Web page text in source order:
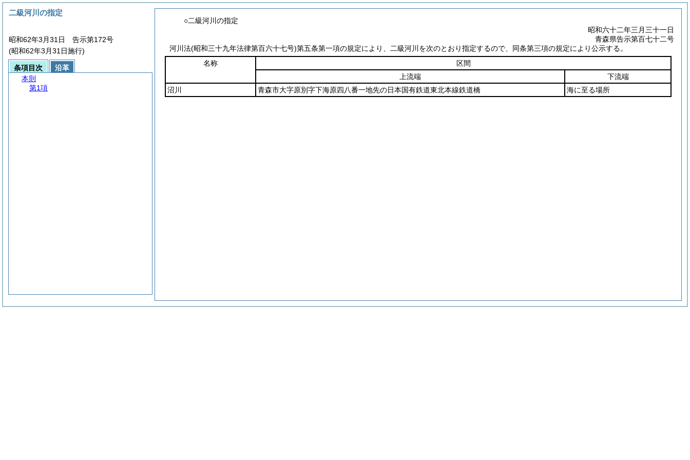
○二級河川の指定
昭和六十二年三月三十一日
青森県告示第百七十二号
河川法(昭和三十九年法律第百六十七号)第五条第一項の規定により、二級河川を次のとおり指定するので、同条第三項の規定により公示する。
名称
区間
上流端
下流端
沼川
青森市大字原別字下海原四八番一地先の日本国有鉄道東北本線鉄道橋 海に至る場所
二級河川の指定
昭和62年3月31日 告示第172号
(昭和62年3月31日施行)
条項目次
沿革
本則
第1項